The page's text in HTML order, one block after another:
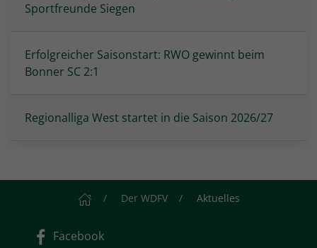
Sportfreunde Siegen
Erfolgreicher Saisonstart: RWO gewinnt beim
Bonner SC 2:1
Regionalliga West startet in die Saison 2026/27
StartseiteDer WDFV Aktuelles
Facebook